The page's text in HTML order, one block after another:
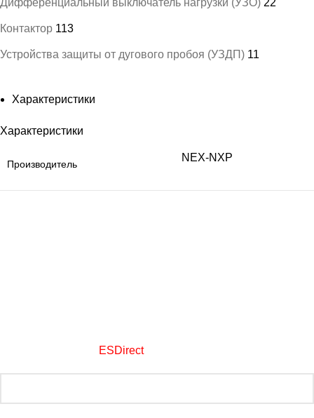
Дифференциальный выключатель нагрузки (УЗО) 22
Контактор 113
Устройства защиты от дугового пробоя (УЗДП) 11
Характеристики
Характеристики
Производитель
NEX-NXP
ESDirect